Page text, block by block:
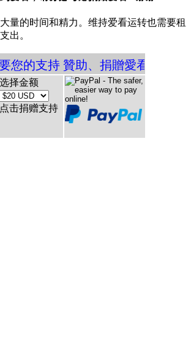
量的时间和精力。维持爱看运转也需要租
出。
贊助、捐贈愛看 分享、傳播愛
择金额
击捐赠支持